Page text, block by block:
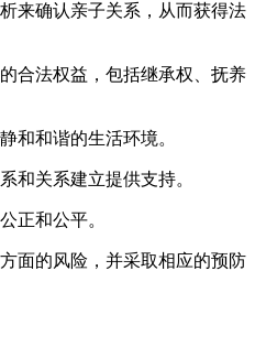
来确认亲子关系，从而获得法
合法权益，包括继承权、抚养
和和谐的生活环境。
和关系建立提供支持。
正和公平。
面的风险，并采取相应的预防